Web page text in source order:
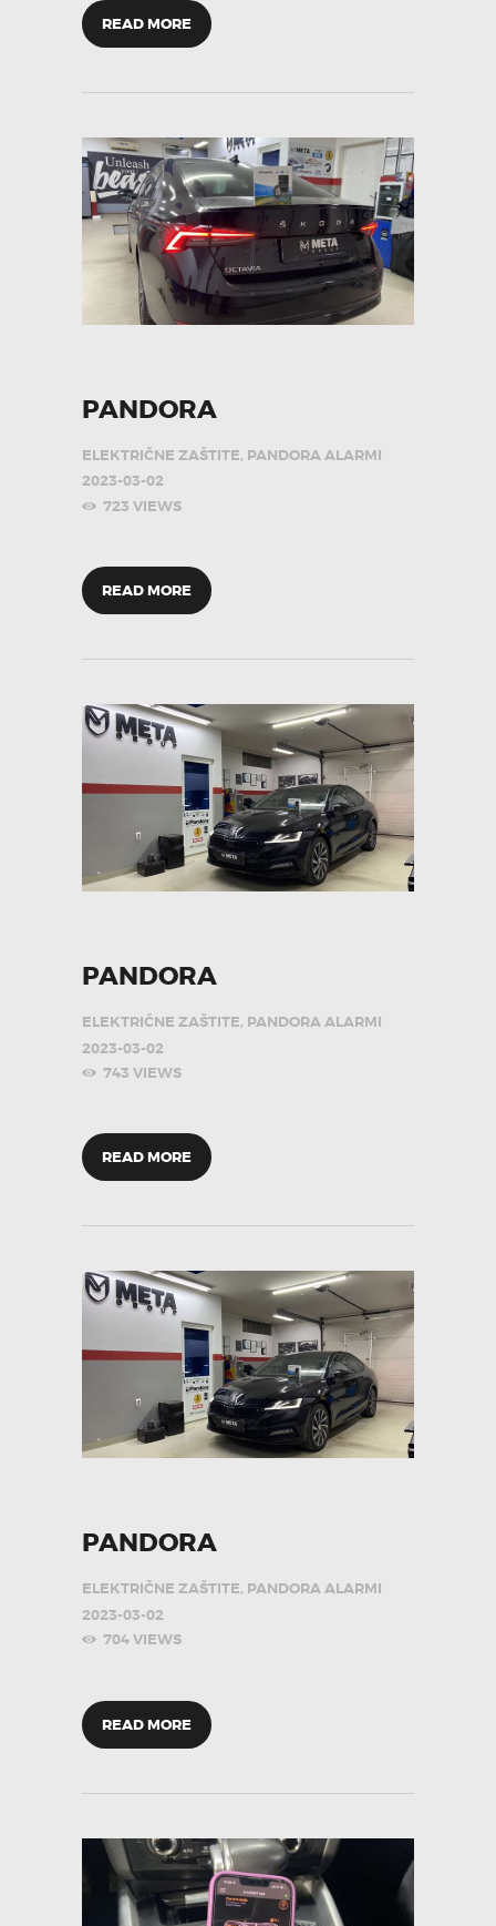
READ MORE
PANDORA
ELEKTRIČNE ZAŠTITE, PANDORA ALARMI
2023-03-02
723 VIEWS
READ MORE
PANDORA
ELEKTRIČNE ZAŠTITE, PANDORA ALARMI
2023-03-02
743 VIEWS
READ MORE
PANDORA
ELEKTRIČNE ZAŠTITE, PANDORA ALARMI
2023-03-02
704VIEWS
READ MORE